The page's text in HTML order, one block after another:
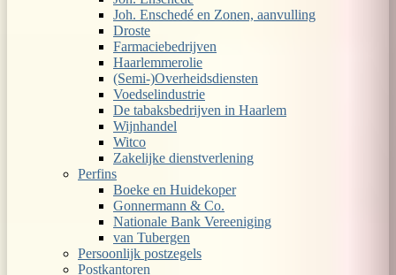
Joh. Enschedé en Zonen, aanvulling
Droste
Farmaciebedrijven
Haarlemmerolie
(Semi-)Overheidsdiensten
Voedselindustrie
De tabaksbedrijven in Haarlem
Wijnhandel
Witco
Zakelijke dienstverlening
Perfins
Boeke en Huidekoper
Gonnermann & Co.
Nationale Bank Vereeniging
van Tubergen
Persoonlijk postzegels
Postkantoren